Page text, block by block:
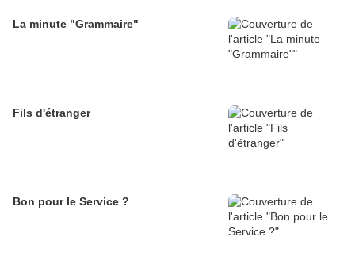
La minute "Grammaire"
Fils d'étranger
Bon pour le Service ?